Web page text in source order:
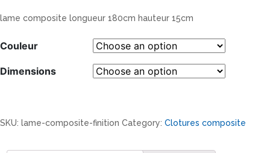
lame composite longueur 180cm hauteur 15cm
Couleur
Dimensions
SKU: lame-composite-finition Category: Clotures composite